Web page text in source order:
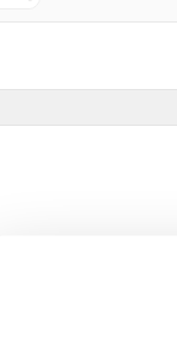
Kırılma,